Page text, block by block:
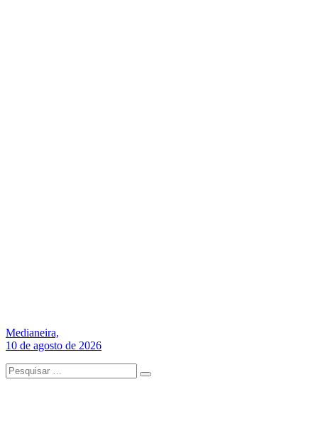
Medianeira,
10 de agosto de 2026